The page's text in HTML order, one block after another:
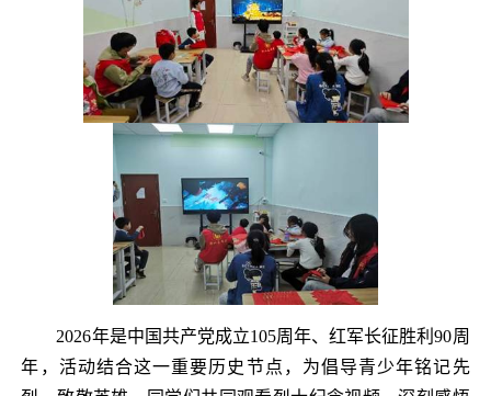
2026年是中国共产党成立105周年、红军长征胜利90周
年，活动结合这一重要历史节点，为倡导青少年铭记先